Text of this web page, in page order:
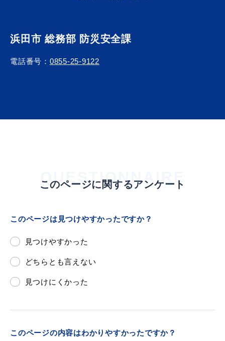
高齢者・介護
目的から探す
届出・証明 税金
浜田市 総務部 防災安全課
電話番号： 0855-25-9122
QUESTIONNAIRE
このページに関するアンケート
このページは見つけやすかったですか？
見つけやすかった
どちらとも言えない
見つけにくかった
このページの内容はわかりやすかったですか？